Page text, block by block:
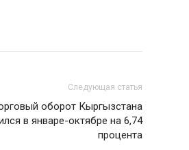
Следующая статья
оборот Кыргызстана
в январе-октябре на 6,74
процента